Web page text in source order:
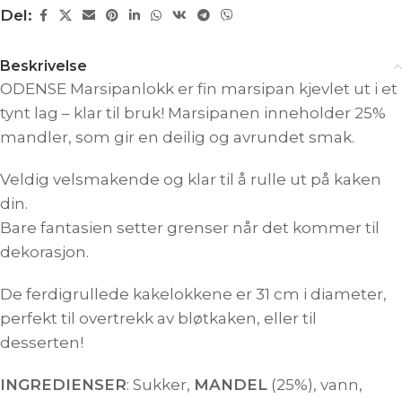
Del:
Beskrivelse
ODENSE Marsipanlokk er fin marsipan kjevlet ut i et
tynt lag – klar til bruk! Marsipanen inneholder 25%
mandler, som gir en deilig og avrundet smak.
Veldig velsmakende og klar til å rulle ut på kaken
din.
Bare fantasien setter grenser når det kommer til
dekorasjon.
De ferdigrullede kakelokkene er 31 cm i diameter,
perfekt til overtrekk av bløtkaken, eller til
desserten!
INGREDIENSER: Sukker, MANDEL (25%), vann,